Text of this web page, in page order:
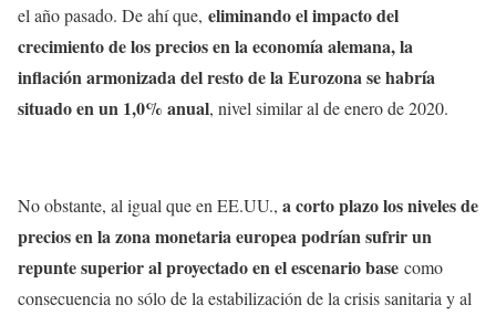
el año pasado. De ahí que, eliminando el impacto del
crecimiento de los precios en la economía alemana, la
inflación armonizada del resto de la Eurozona se habría
situado en un 1,0% anual, nivel similar al de enero de 2020.
No obstante, al igual que en EE.UU., a corto plazo los niveles de
precios en la zona monetaria europea podrían sufrir un
repunte superior al proyectado en el escenario base como
consecuencia no sólo de la estabilización de la crisis sanitaria y al